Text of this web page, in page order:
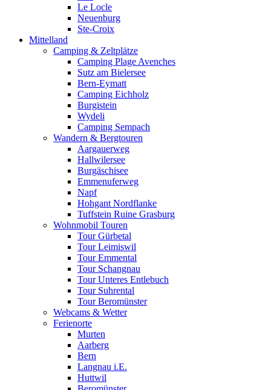
Le Locle
Neuenburg
Ste-Croix
Mittelland
Camping & Zeltplätze
Camping Plage Avenches
Sutz am Bielersee
Bern-Eymatt
Camping Eichholz
Burgistein
Wydeli
Camping Sempach
Wandern & Bergtouren
Aargauerweg
Hallwilersee
Burgäschisee
Emmenuferweg
Napf
Hohgant Nordflanke
Tuffstein Ruine Grasburg
Wohnmobil Touren
Tour Gürbetal
Tour Leimiswil
Tour Emmental
Tour Schangnau
Tour Unteres Entlebuch
Tour Suhrental
Tour Beromünster
Webcams & Wetter
Ferienorte
Murten
Aarberg
Bern
Langnau i.E.
Huttwil